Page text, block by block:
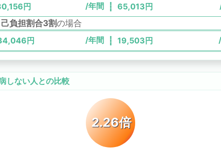
円 /年間 65,013円
負担割合3割の場合
円 /年間 19,503円
しない人との比較
2.26倍